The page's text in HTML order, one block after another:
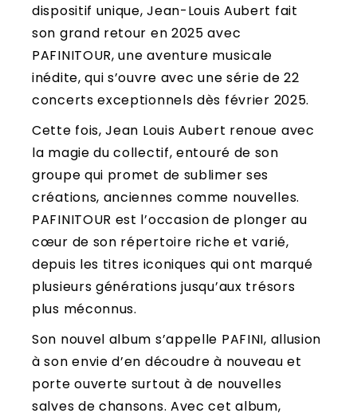
dispositif unique, Jean-Louis Aubert fait
son grand retour en 2025 avec
PAFINITOUR, une aventure musicale
inédite, qui s’ouvre avec une série de 22
concerts exceptionnels dès février 2025.
Cette fois, Jean Louis Aubert renoue avec
la magie du collectif, entouré de son
groupe qui promet de sublimer ses
créations, anciennes comme nouvelles.
PAFINITOUR est l’occasion de plonger au
cœur de son répertoire riche et varié,
depuis les titres iconiques qui ont marqué
plusieurs générations jusqu’aux trésors
plus méconnus.
Son nouvel album s’appelle PAFINI, allusion
à son envie d’en découdre à nouveau et
porte ouverte surtout à de nouvelles
salves de chansons. Avec cet album,